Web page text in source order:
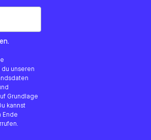
du unseren
Grundlage
kannst
Ende